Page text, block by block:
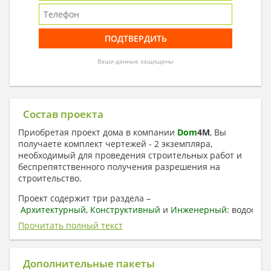
Ваши данные защищены
Состав проекта
Приобретая проект дома в компании Dom4M, Вы
получаете комплект чертежей - 2 экземпляра,
необходимый для проведения строительных работ и
беспрепятственного получения разрешения на
строительство.
Проект содержит три раздела –
Архитектурный, Конструктивный и Инженерный:
отопление, вентиляция, канализация,
электроснабжение (приобретается за дополнительную
плату) + Пояснительная записка.
1. Архитектурный раздел:
Прочитать полный текст
Дополнительные пакеты